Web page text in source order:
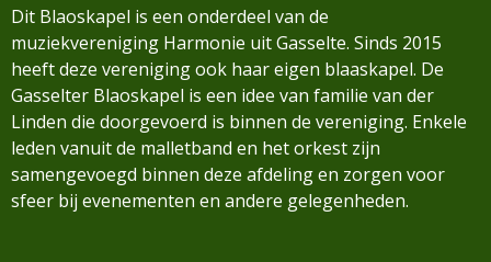
Dit Blaoskapel is een onderdeel van de
muziekvereniging Harmonie uit Gasselte. Sinds 2015
heeft deze vereniging ook haar eigen blaaskapel. De
Gasselter Blaoskapel is een idee van familie van der
Linden die doorgevoerd is binnen de vereniging. Enkele
leden vanuit de malletband en het orkest zijn
samengevoegd binnen deze afdeling en zorgen voor
sfeer bij evenementen en andere gelegenheden.